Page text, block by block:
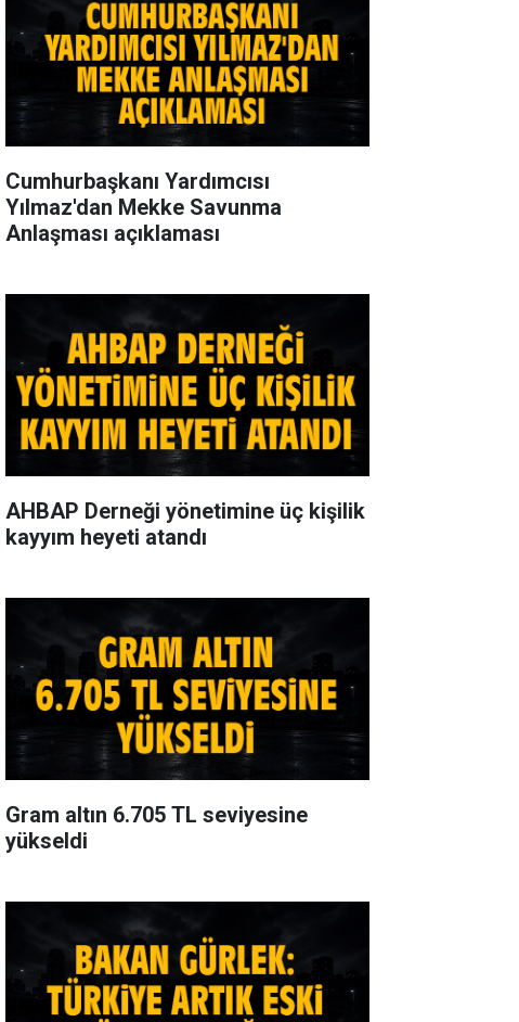
Cumhurbaşkanı Yardımcısı
Yılmaz'dan Mekke Savunma
Anlaşması açıklaması
AHBAP Derneği yönetimine üç kişilik
kayyım heyeti atandı
Gram altın 6.705 TL seviyesine
yükseldi